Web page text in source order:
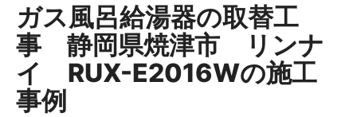
ガス風呂給湯器の取替工
事 静岡県焼津市 リンナ
イ RUX-E2016Wの施工
事例